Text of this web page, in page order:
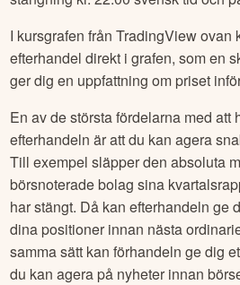
I kursgrafen från TradingView ovan
efterhandel direkt i grafen, som en
ger dig en uppfattning om priset
En av de största fördelarna med att
efterhandeln är att du kan agera
Till exempel släpper den absoluta
börsnoterade bolag sina
har stängt. Då kan efterhandeln ge
dina positioner innan nästa
samma sätt kan förhandeln ge dig
du kan agera på nyheter innan